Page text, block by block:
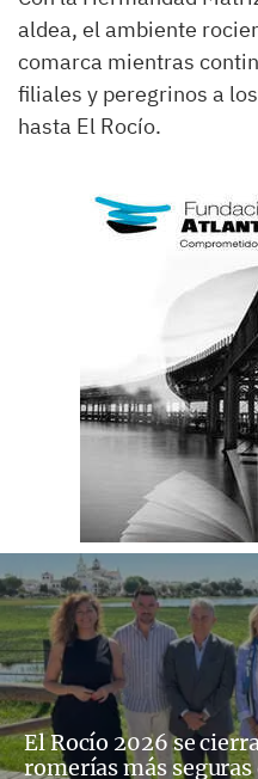
aldea, el ambiente
comarca mientras
filiales y peregrinos a
hasta El Rocío.
El Rocío 2026 se
romerías más